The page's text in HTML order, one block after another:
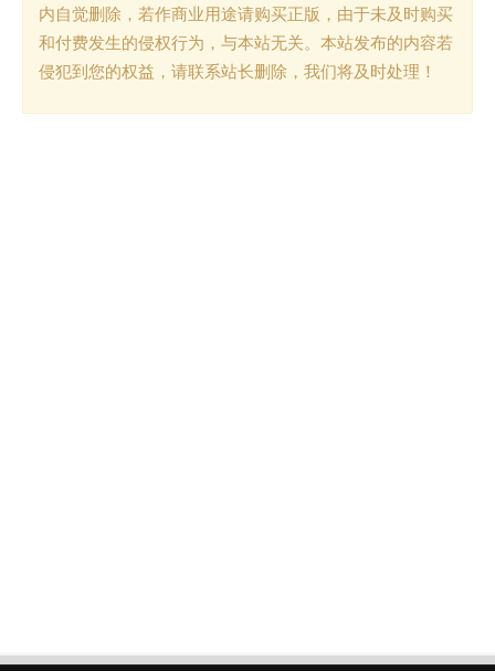
内自觉删除，若作商业用途请购买正版，由于未及时购买
和付费发生的侵权行为，与本站无关。本站发布的内容若
侵犯到您的权益，请联系站长删除，我们将及时处理！